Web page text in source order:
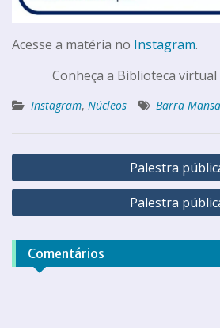
Acesse a matéria no Instagram.
Conheça a Biblioteca virtual
Instagram, Núcleos Barra Mansa
Palestra
Palestra
Comentários